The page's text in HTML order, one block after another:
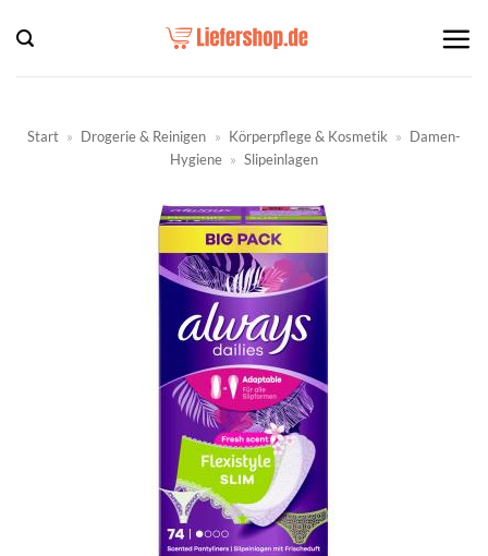
Inhalt
springen
Start » Drogerie & Reinigen » Körperpflege & Kosmetik » Damen-
Hygiene » Slipeinlagen